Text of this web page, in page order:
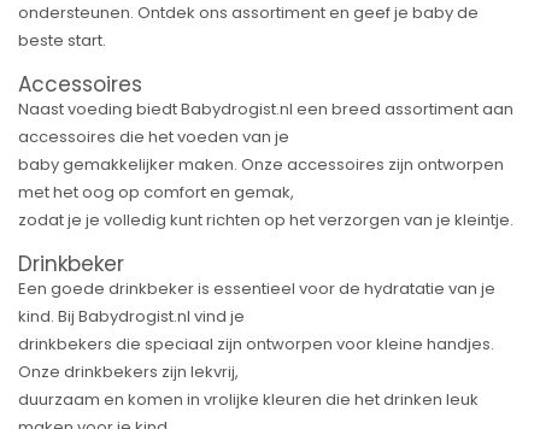
ondersteunen. Ontdek ons assortiment en geef je baby de
beste start.
Accessoires
Naast voeding biedt Babydrogist.nl een breed assortiment aan
accessoires die het voeden van je
baby gemakkelijker maken. Onze accessoires zijn ontworpen
met het oog op comfort en gemak,
zodat je je volledig kunt richten op het verzorgen van je kleintje.
Drinkbeker
Een goede drinkbeker is essentieel voor de hydratatie van je
kind. Bij Babydrogist.nl vind je
drinkbekers die speciaal zijn ontworpen voor kleine handjes.
Onze drinkbekers zijn lekvrij,
duurzaam en komen in vrolijke kleuren die het drinken leuk